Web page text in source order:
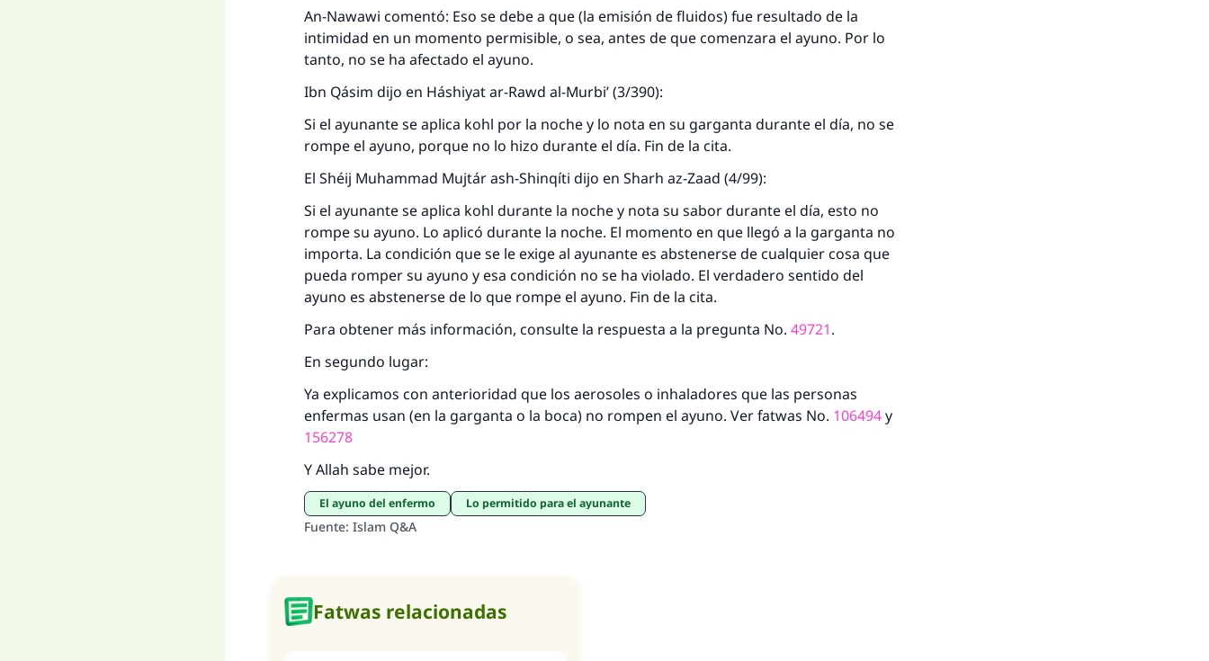
An-Nawawi comentó: Eso se debe a que (la emisión de fluidos) fue resultado de la
intimidad en un momento permisible, o sea, antes de que comenzara el ayuno. Por lo
tanto, no se ha afectado el ayuno.
Ibn Qásim dijo en Háshiyat ar-Rawd al-Murbi’ (3/390):
Si el ayunante se aplica kohl por la noche y lo nota en su garganta durante el día, no se
rompe el ayuno, porque no lo hizo durante el día. Fin de la cita.
El Shéij Muhammad Mujtár ash-Shinqíti dijo en Sharh az-Zaad (4/99):
Si el ayunante se aplica kohl durante la noche y nota su sabor durante el día, esto no
rompe su ayuno. Lo aplicó durante la noche. El momento en que llegó a la garganta no
importa. La condición que se le exige al ayunante es abstenerse de cualquier cosa que
pueda romper su ayuno y esa condición no se ha violado. El verdadero sentido del
ayuno es abstenerse de lo que rompe el ayuno. Fin de la cita.
Para obtener más información, consulte la respuesta a la pregunta No. 49721.
En segundo lugar:
Ya explicamos con anterioridad que los aerosoles o inhaladores que las personas
enfermas usan (en la garganta o la boca) no rompen el ayuno. Ver fatwas No. 106494y
156278
Y Allah sabe mejor.
El ayuno del enfermo Lo permitido para el ayunante
Fuente: Islam Q&A
Fatwas relacionadas
(MUSLIM, 1893)
Contribuir